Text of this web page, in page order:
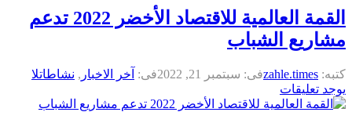
القمة العالمية للاقتصاد الأخضر 2022 تدعم
مشاريع الشباب
كتبه: zahle.timesفى: سبتمبر 21, 2022 فى: آخر الاخبار , نشاطاتلا
يوجد تعليقات